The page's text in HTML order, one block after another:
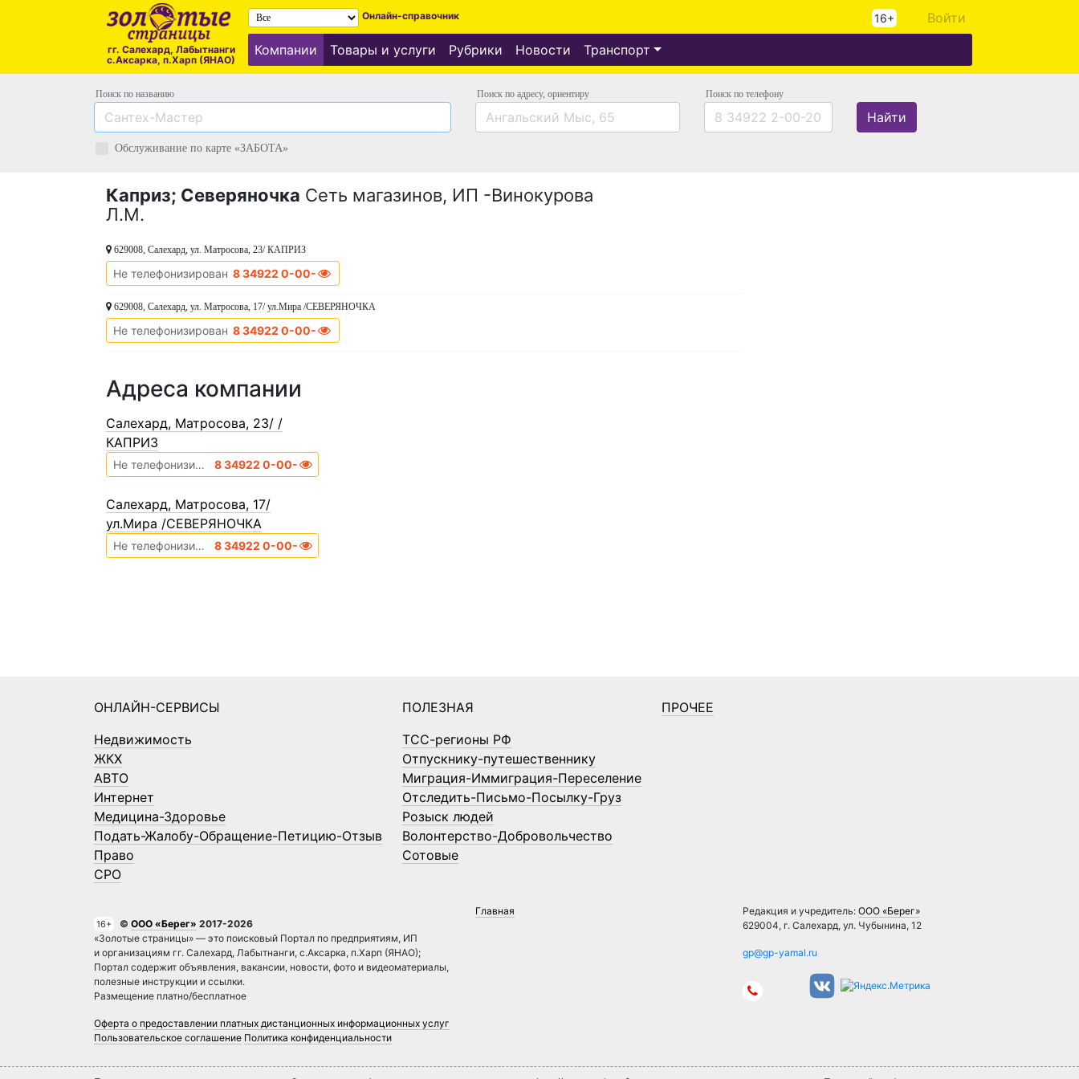
гг. Салехард, Лабытнанги
с.Аксарка, п.Харп (ЯНАО)
Онлайн-справочник 16+ Войти
Компании Товары и услуги Рубрики Новости Транспорт
Поиск по названию Поиск по адресу, ориентиру Поиск по телефону
Найти
Обслуживание по карте «ЗАБОТА»
Каприз; Северяночка Сеть магазинов, ИП -Винокурова
Л.М.
629008, Салехард, ул. Матросова, 23/ КАПРИЗ
Не телефонизирован 8 34922 0-00-00
629008, Салехард, ул. Матросова, 17/ ул.Мира /СЕВЕРЯНОЧКА
Не телефонизирован 8 34922 0-00-00
Адреса компании
Cалехард, Матросова, 23/ /
КАПРИЗ
Не телефонизирован 8 34922 0-00-00
Cалехард, Матросова, 17/
ул.Мира /СЕВЕРЯНОЧКА
Не телефонизирован 8 34922 0-00-00
ОНЛАЙН-СЕРВИСЫ
Недвижимость
ЖКХ
АВТО
Интернет
Медицина-Здоровье
Подать-Жалобу-Обращение-Петицию-Отзыв
Право
СРО
ПОЛЕЗНАЯ
ТСС-регионы РФ
Отпускнику-путешественнику
Миграция-Иммиграция-Переселение
Отследить-Письмо-Посылку-Груз
Розыск людей
Волонтерство-Добровольчество
Сотовые
ПРОЧЕЕ
16+ © ООО «Берег» 2017-2026
«Золотые страницы» — это поисковый Портал по предприятиям, ИП
и организациям гг. Салехард, Лабытнанги, с.Аксарка, п.Харп (ЯНАО);
Портал содержит объявления, вакансии, новости, фото и видеоматериалы,
полезные инструкции и ссылки.
Размещение платно/бесплатное
Оферта о предоставлении платных дистанционных информационных услуг
Пользовательское соглашение Политика конфиденциальности
Главная Редакция и учредитель: ООО «Берег»
629004, г. Салехард, ул. Чубынина, 12